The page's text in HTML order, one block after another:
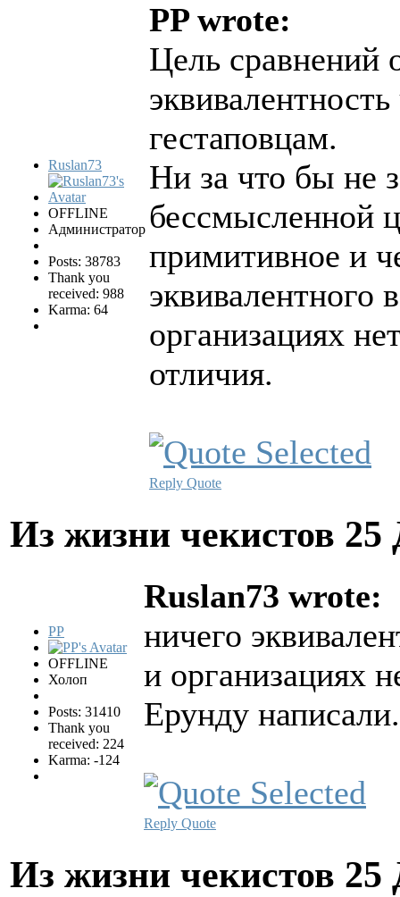
Ruslan73
OFFLINE
Администратор
Posts: 38783
Thank you
received: 988
Karma: 64
PP wrote:
Цель сравнений
гестаповцам.
Ни за что бы не
бессмысленной
примитивное и
эквивалентного
организациях
отличия.
Reply Quote
Из жизни чекистов 25
PP
OFFLINE
Холоп
Posts: 31410
Thank you
received: 224
Karma: -124
Ruslan73 wrote:
ничего
и организациях
Ерунду написали.
Reply Quote
Из жизни чекистов 25